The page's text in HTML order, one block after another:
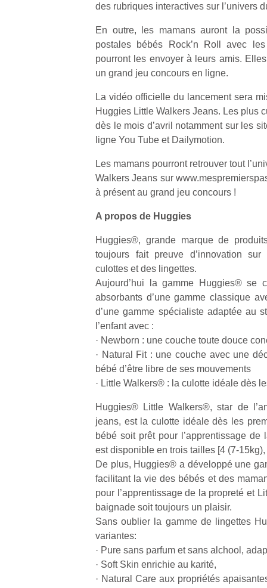
des rubriques interactives sur l’univers
En outre, les mamans auront la
postales bébés Rock’n Roll avec
pourront les envoyer à leurs amis.
un grand jeu concours en ligne.
La vidéo officielle du lancement sera
Huggies Little Walkers Jeans. Les plus
dès le mois d’avril notamment sur les
ligne You Tube et Dailymotion.
Les mamans pourront retrouver tout
Walkers Jeans sur
à présent au grand jeu concours !
A propos de Huggies
Huggies®, grande marque de
toujours fait preuve d’innovation
culottes et des lingettes.
Aujourd’hui la gamme Huggies® se
absorbants d’une gamme classique
d’une gamme spécialiste adaptée au
l’enfant avec :
· Newborn : une couche toute douce
· Natural Fit : une couche avec une
bébé d’être libre de ses mouvements
· Little Walkers® : la culotte idéale dès
Huggies® Little Walkers®, star de
jeans, est la culotte idéale dès les
bébé soit prêt pour l’apprentissage
est disponible en trois tailles [4 (7-
De plus, Huggies® a développé une
facilitant la vie des bébés et des
pour l’apprentissage de la propreté et
baignade soit toujours un plaisir.
Sans oublier la gamme de lingettes
variantes:
· Pure sans parfum et sans alchool,
· Soft Skin enrichie au karité,
· Natural Care aux propriétés
une
nouvelle
trottinette
mécanique
Les
enfants
débordent
d’énergie.
occupations
n’est pas
toujours
simple.
Conjuguer
divertissement,
activité
physique
ou
apprentissage…
trampolines
pour les
grands et
les petits !
estivales
et avec le
l’occasion
rêvée
enfants
de…